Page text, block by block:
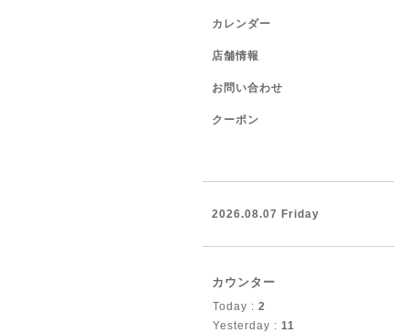
カレンダー
店舗情報
お問い合わせ
クーポン
2026.08.07 Friday
カウンター
Today : 2
Yesterday : 11